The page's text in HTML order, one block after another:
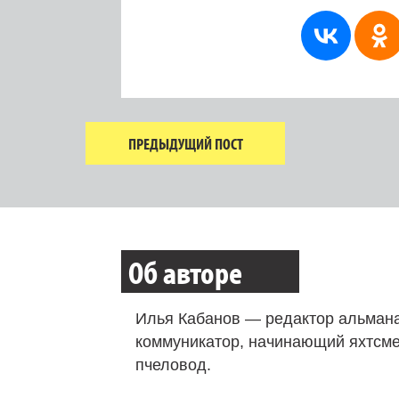
ПРЕДЫДУЩИЙ ПОСТ
Об авторе
Илья Кабанов — редактор
коммуникатор, начинающий
пчеловод.